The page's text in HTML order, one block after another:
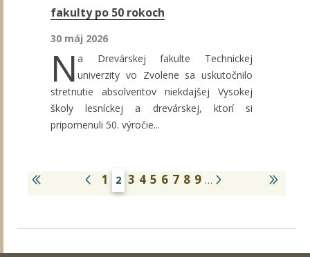
fakulty po 50 rokoch
30 máj 2026
N a Drevárskej fakulte Technickej
univerzity vo Zvolene sa uskutočnilo
stretnutie absolventov niekdajšej Vysokej
školy lesníckej a drevárskej, ktorí si
pripomenuli 50. výročie...
1 2 3 4 5 6 7 8 9 …